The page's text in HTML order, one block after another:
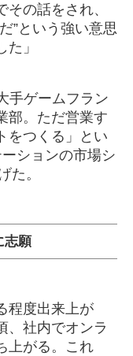
の話をされ、
”という強い意思
」
手ゲームフラン
部。ただ営業す
をつくる」とい
ションの市場シ
た。
志願
程度出来上が
、社内でオンラ
上がる。これ